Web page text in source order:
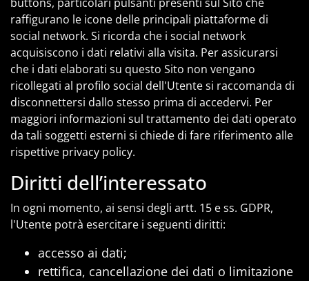
raffigurano le icone delle principali piattaforme di
social network. Si ricorda che i social network
acquisiscono i dati relativi alla visita. Per assicurarsi
che i dati elaborati su questo Sito non vengano
ricollegati al profilo social dell'Utente si raccomanda di
disconnettersi dallo stesso prima di accedervi. Per
maggiori informazioni sul trattamento dei dati operato
da tali soggetti esterni si chiede di fare riferimento alle
rispettive privacy policy.
Diritti dell’interessato
In ogni momento, ai sensi degli artt. 15 e ss. GDPR,
l'Utente potrà esercitare i seguenti diritti:
accesso ai dati;
rettifica, cancellazione dei dati o limitazione